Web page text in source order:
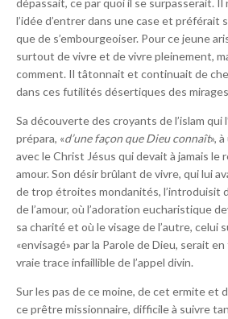
dépassait, ce par quoi il se surpasserait. Il
l’idée d’entrer dans une case et
que de s’embourgeoiser. Pour ce jeune
surtout de vivre et de vivre pleinement,
comment. Il tâtonnait et continuait de
dans ces futilités désertiques des
Sa découverte des croyants de l’islam qui
prépara, «d’une façon que Dieu connaît»,
avec le Christ Jésus qui devait à jamais le
amour. Son désir brûlant de vivre, qui lui
de trop étroites mondanités, l’introduisit
de l’amour, où l’adoration eucharistique
sa charité et où le visage de l’autre, celui
«envisagé» par la Parole de Dieu, serait
vraie trace infaillible de l’appel divin.
Sur les pas de ce moine, de cet ermite et
ce prêtre missionnaire, difficile à suivre